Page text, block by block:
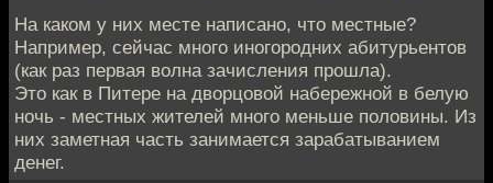
На каком у них месте написано, что местные?
Например, сейчас много иногородних абитурьентов
(как раз первая волна зачисления прошла).
Это как в Питере на дворцовой набережной в белую
ночь - местных жителей много меньше половины. Из
них заметная часть занимается зарабатыванием
денег.